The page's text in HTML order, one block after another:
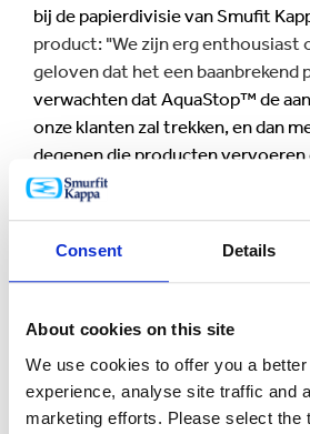
Consent Details
About cookies on this site
We use cookies to offer you a
experience, analyse site traffic and
marketing efforts. Please select the
bij de papierdivisie van Smufit
product: "We zijn erg enthousiast
geloven dat het een baanbrekend
verwachten dat AquaStop™ de
onze klanten zal trekken, en dan
degenen die producten
omstandigheden. Het zal hen
dat hun product zelfs bij
"Ons team productontwikkeling
bijzonders gecreëerd dat over
eigenschappen beschikt en
is."